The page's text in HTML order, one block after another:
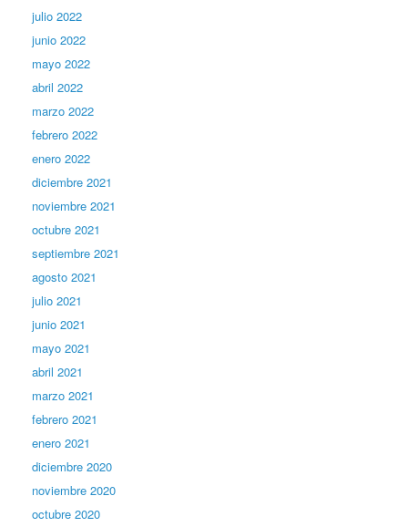
julio 2022
junio 2022
mayo 2022
abril 2022
marzo 2022
febrero 2022
enero 2022
diciembre 2021
noviembre 2021
octubre 2021
septiembre 2021
agosto 2021
julio 2021
junio 2021
mayo 2021
abril 2021
marzo 2021
febrero 2021
enero 2021
diciembre 2020
noviembre 2020
octubre 2020